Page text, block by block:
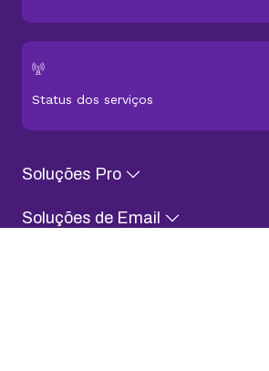
Status dos serviços
Soluções Pro
Soluções de Email